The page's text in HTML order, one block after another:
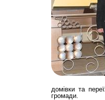
домівки та
громади.